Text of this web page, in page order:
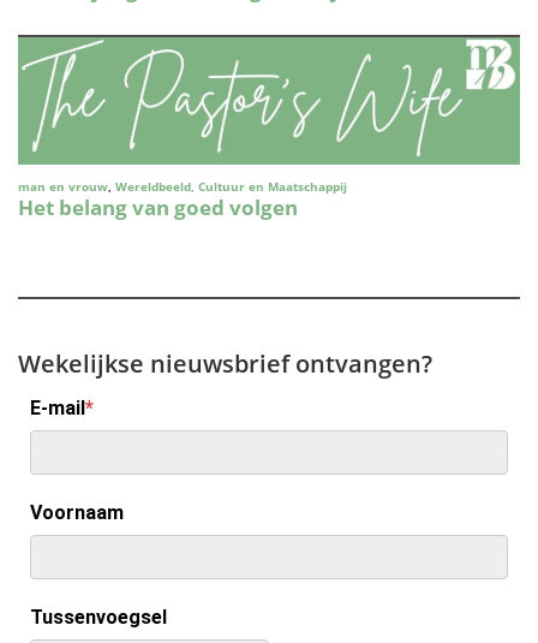
Wekelijkse nieuwsbrief ontvangen?